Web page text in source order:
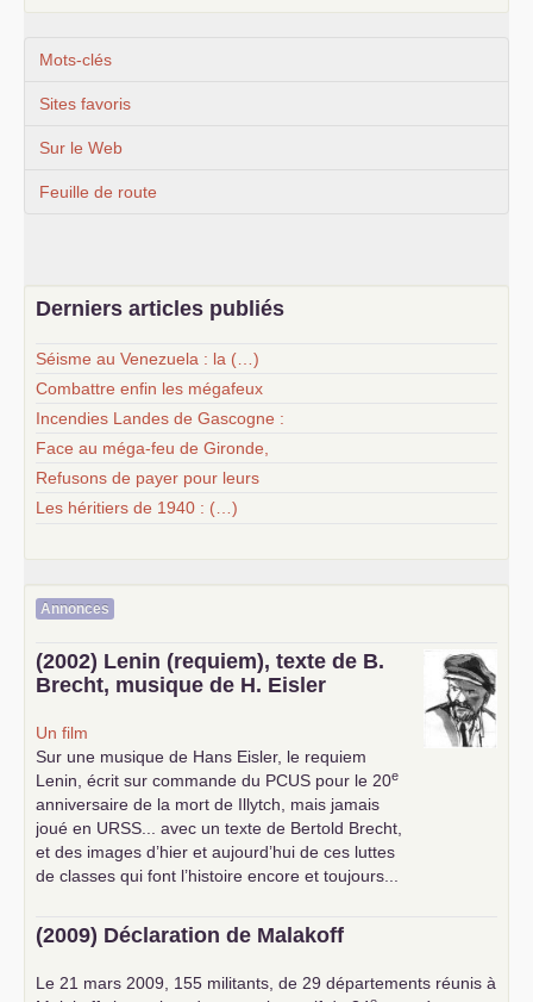
Mots-clés
Sites favoris
Sur le Web
Feuille de route
Derniers articles publiés
Séisme au Venezuela : la (…)
Combattre enfin les mégafeux
Incendies Landes de Gascogne :
Face au méga-feu de Gironde,
Refusons de payer pour leurs
Les héritiers de 1940 : (…)
Annonces
(2002) Lenin (requiem), texte de B.
Brecht, musique de H. Eisler
Un film
Sur une musique de Hans Eisler, le requiem
Lenin, écrit sur commande du PCUS pour le 20e
anniversaire de la mort de Illytch, mais jamais
joué en URSS ... avec un texte de Bertold Brecht,
et des images d’hier et aujourd’hui de ces luttes
de classes qui font l’histoire encore et toujours...
(2009) Déclaration de Malakoff
Le 21 mars 2009, 155 militants, de 29 départements réunis à